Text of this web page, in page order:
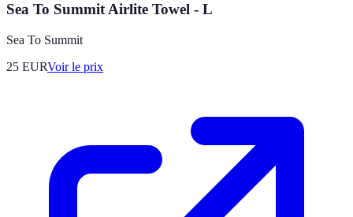
Sea To Summit Airlite Towel - L
Sea To Summit
25 EURVoir le prix